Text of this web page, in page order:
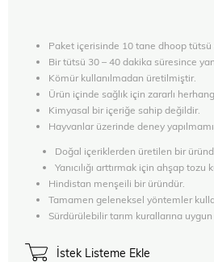
Paket içerisinde 10 tane dhoop tütsü
Bir tütsü 30 – 40 dakika süresince
Kömür kullanılmadan üretilmiştir.
Ürün içinde sağlık için zararlı
Kimyasal bir içeriğe sahip değildir.
Hayvanlar üzerinde deney
Doğal içeriklerden üretilen bir
Yanıcılığı arttırmak için ahşap tozu
Hindistan menşeili bir üründür.
Tamamen geleneksel yöntemler
Sürdürülebilir tarım kurallarına
İstek Listeme Ekle